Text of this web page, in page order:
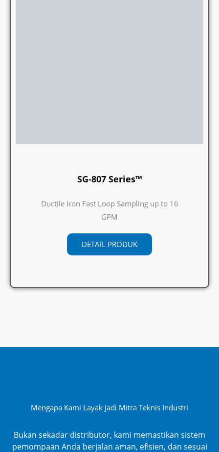
SG-807 Series™
Ductile Iron Fast Loop Sampling up to 16
GPM
DETAIL PRODUK
Mengapa Kami Layak Jadi Mitra Teknis Industri​
Bukan sekadar distributor, kami memastikan sistem
pemompaan Anda berjalan aman, efisien, dan sesuai